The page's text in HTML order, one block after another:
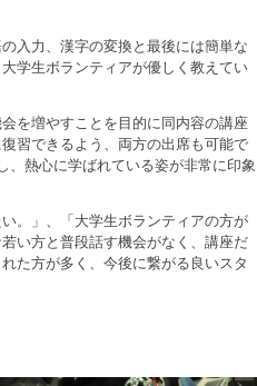
入力、漢字の変換と最後には簡単な
学生ボランティアが優しく教えてい
を増やすことを目的に同内容の講座
習できるよう、両方の出席も可能で
、熱心に学ばれている姿が非常に印象
。」、「大学生ボランティアの方が
い方と普段話す機会がなく、講座だ
た方が多く、今後に繋がる良いスタ